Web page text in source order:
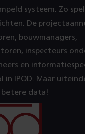
systeem. Zo
De
bouwmanagers,
inspecteurs
en
in IPOD. Maar
betere data!